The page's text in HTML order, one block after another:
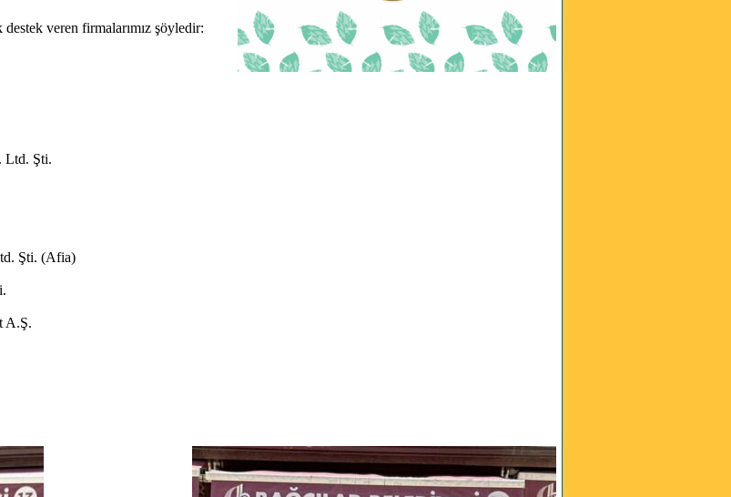
veren firmalarımız şöyledir:
Ltd. Şti.
Şti. (Afia)
A.Ş.